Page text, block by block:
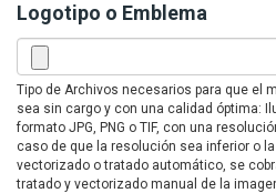
Logotipo o Emblema
Tipo de Archivos necesarios para que el
sea sin cargo y con una calidad óptima:
formato JPG, PNG o TIF, con una
caso de que la resolución sea inferior o
vectorizado o tratado automático, se
tratado y vectorizado manual de la